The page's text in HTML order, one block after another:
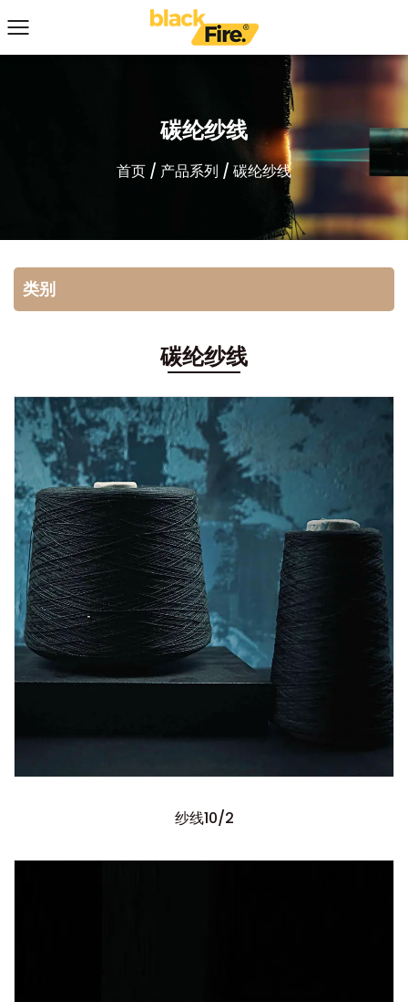
碳纶纱线
首页 / 产品系列 / 碳纶纱线
类别
碳纶纱线
纱线10/2